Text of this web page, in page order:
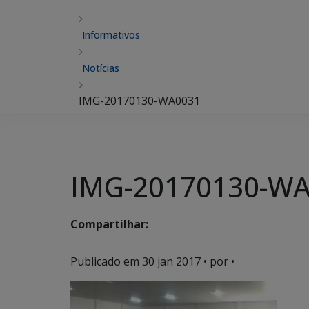
Informativos
Notícias
IMG-20170130-WA0031
IMG-20170130-
Compartilhar:
Publicado em 30 jan 2017 • por •